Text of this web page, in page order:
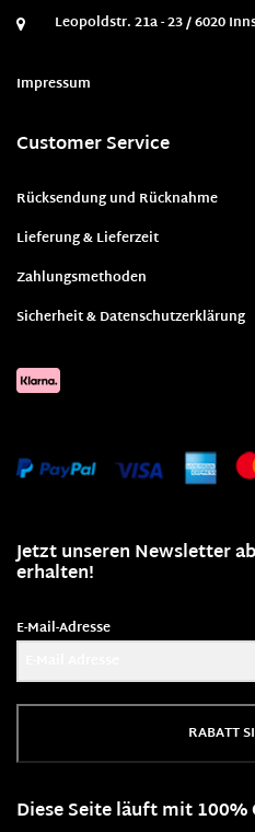
Leopoldstr. 21a - 23 / 6020
Impressum
Customer Service
Rücksendung und Rücknahme
Lieferung & Lieferzeit
Zahlungsmethoden
Sicherheit & Datenschutzerklärung
Jetzt unseren Newsletter
erhalten!
E-Mail-Adresse
RABATT
Diese Seite läuft mit